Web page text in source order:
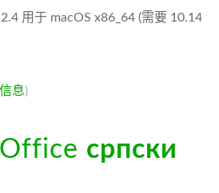
用于 macOS x86_64 (需要 10.14
信息)
српски